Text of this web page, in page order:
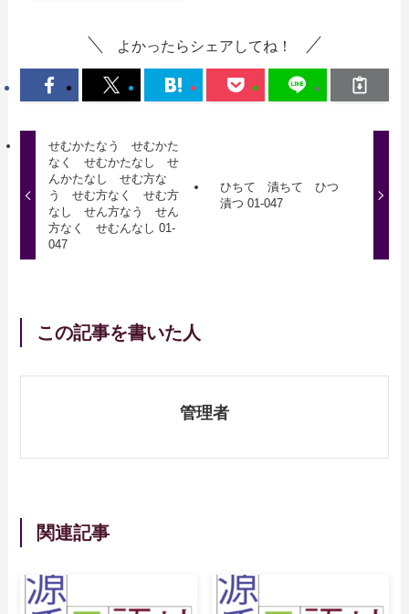
よかったらシェアしてね！
せむかたなう せむかた
なく せむかたなし せ
んかたなし せむ方な
う せむ方なく せむ方
なし せん方なう せん
方なく せむんなし 01-
047
ひちて 漬ちて ひつ
漬つ 01-047
この記事を書いた人
管理者
関連記事